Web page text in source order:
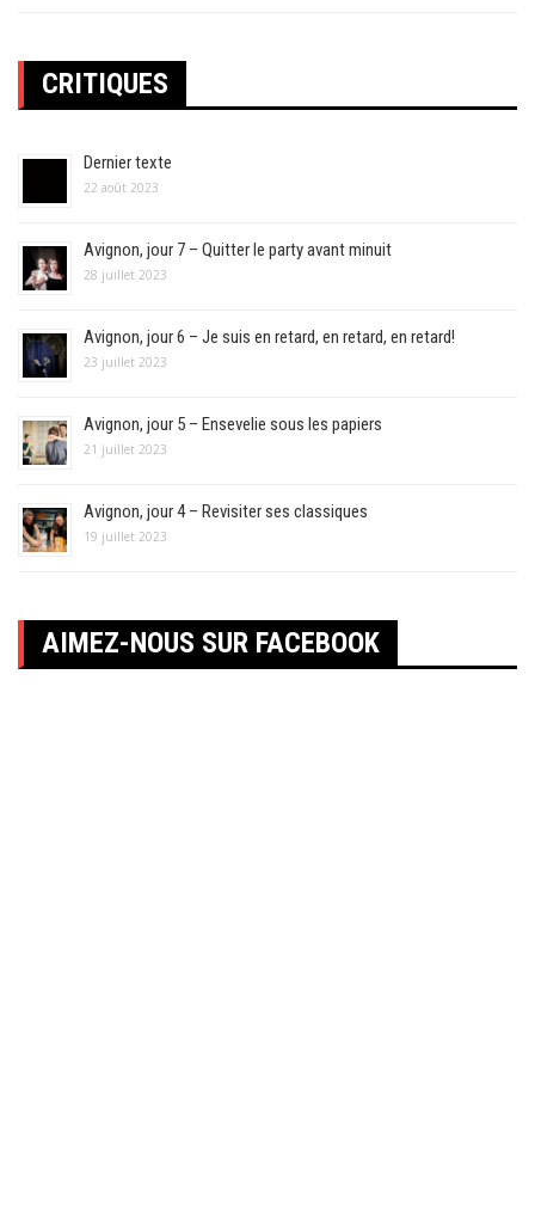
CRITIQUES
Dernier texte
22 août 2023
Avignon, jour 7 – Quitter le party avant minuit
28 juillet 2023
Avignon, jour 6 – Je suis en retard, en retard, en retard!
23 juillet 2023
Avignon, jour 5 – Ensevelie sous les papiers
21 juillet 2023
Avignon, jour 4 – Revisiter ses classiques
19 juillet 2023
AIMEZ-NOUS SUR FACEBOOK